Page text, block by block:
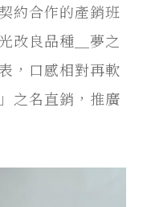
約合作的產銷班
改良品種＿夢之
，口感相對再軟
之名直銷，推廣